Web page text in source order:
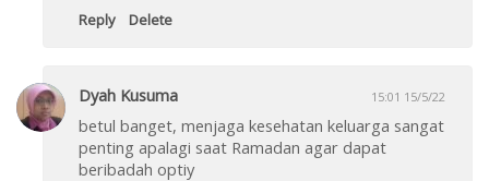
Reply Delete
Dyah Kusuma 15:01 15/5/22
betul banget, menjaga kesehatan keluarga sangat
penting apalagi saat Ramadan agar dapat
beribadah optiy